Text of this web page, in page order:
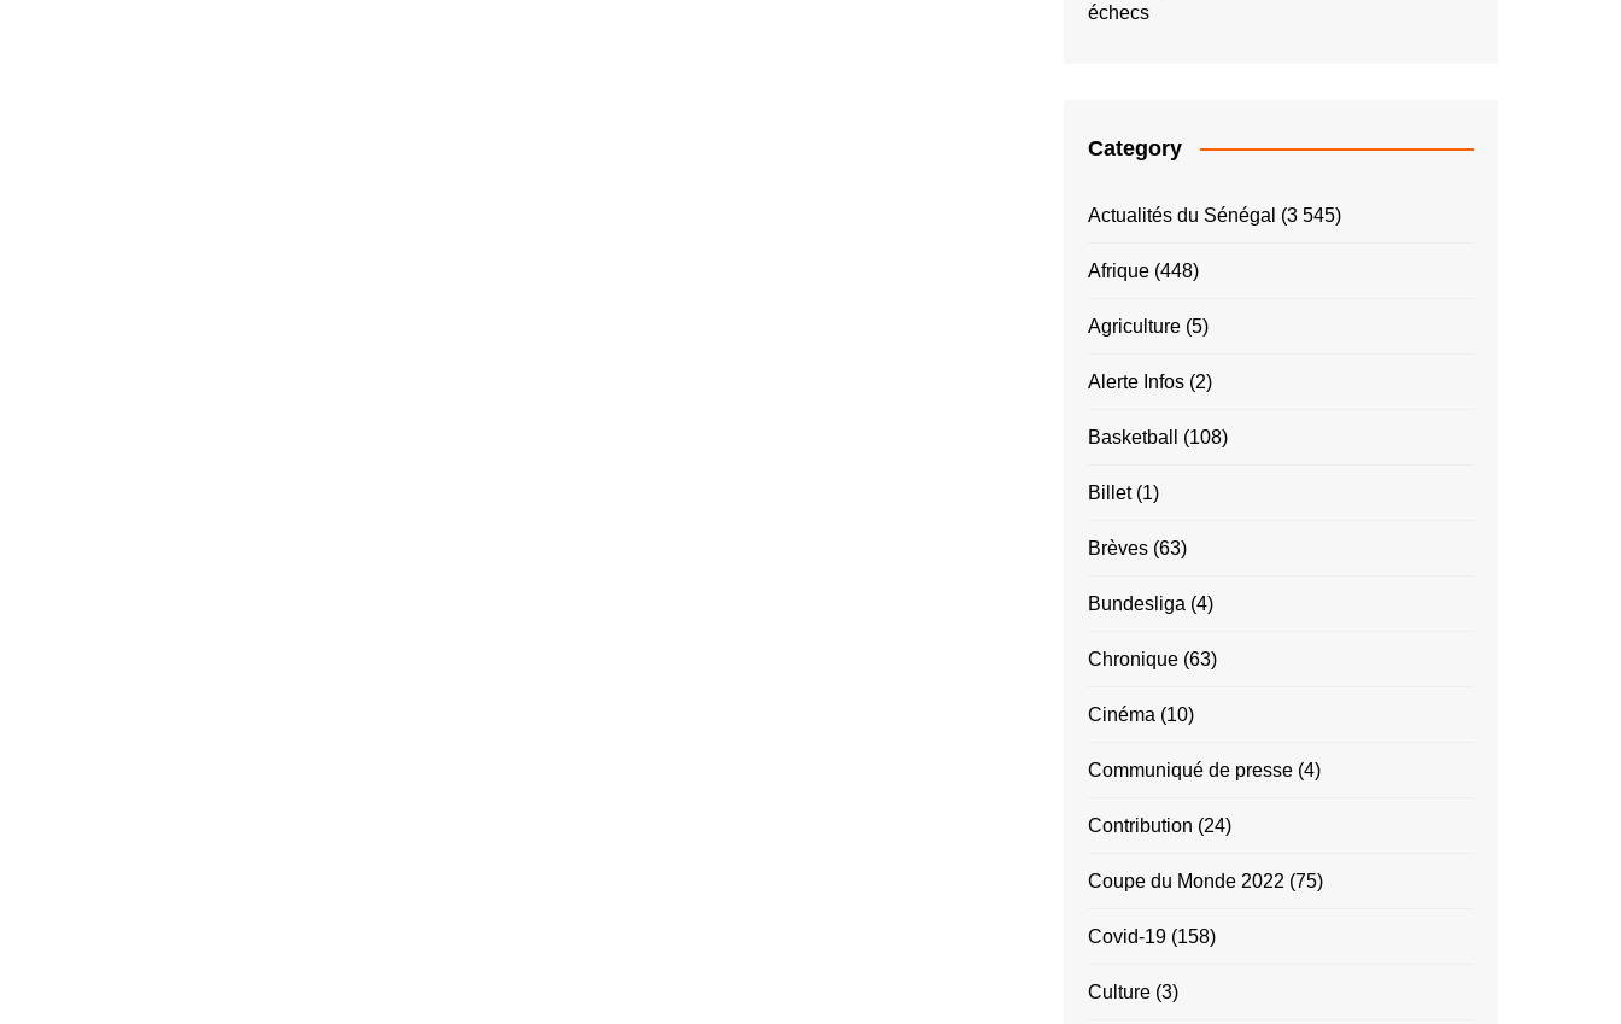
échecs
Category
Actualités du Sénégal (3 545)
Afrique (448)
Agriculture (5)
Alerte Infos (2)
Basketball (108)
Billet(1)
Brèves (63)
Bundesliga (4)
Chronique (63)
Cinéma (10)
Communiqué de presse (4)
Contribution (24)
Coupe du Monde 2022 (75)
Covid-19 (158)
Culture (3)